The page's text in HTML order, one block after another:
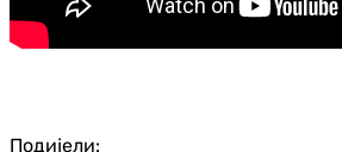
Подијели: